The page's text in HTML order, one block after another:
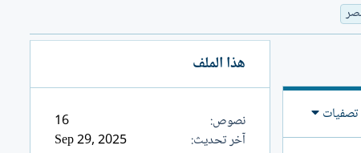
تصفيات
هذا الملف
نصوص
16
آخر تحديث
Sep 29, 2025